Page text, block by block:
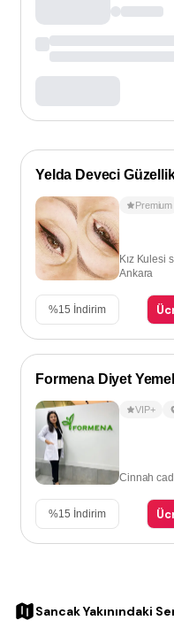
Yelda Deveci
Premium
Kız Kulesi
Ankara
%15 İndirim
Formena Diyet
VIP+
Cinnah
%15 İndirim
Sancak Yakınındaki